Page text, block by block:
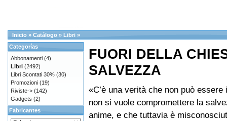
Inicio » Catálogo » Libri »
FUORI DELLA
SALVEZZA
«C’è una verità che non può essere
non si vuole compromettere la
anime, e che tuttavia è
Categorías
Abbonamenti (4)
Libri (2492)
Libri Scontati 30% (30)
Promozioni (19)
Riviste-> (142)
Gadgets (2)
Fabricantes